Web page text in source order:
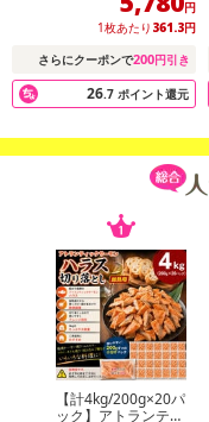
円
1枚あたり 361.3円
さらにクーポンで200円引き
26.7 ポイント還元
【計4kg/200g×20パ
ック】アトランティ